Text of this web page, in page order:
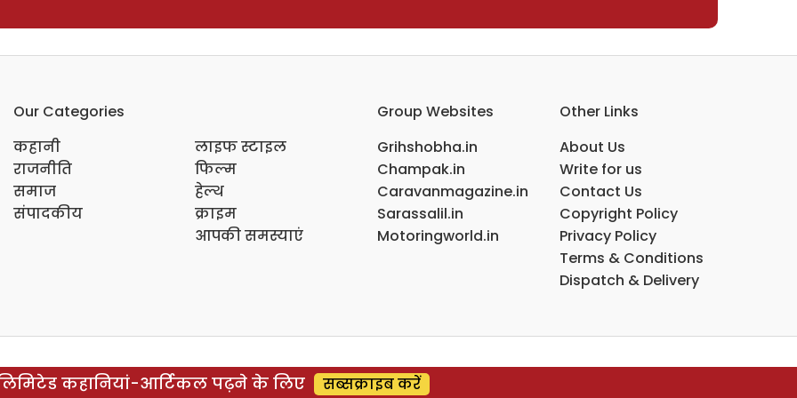
Our Categories
कहानी
राजनीति
समाज
संपादकीय
लाइफ स्टाइल
फिल्म
हेल्थ
क्राइम
आपकी समस्याएं
Group Websites
Grihshobha.in
Champak.in
Caravanmagazine.in
Sarassalil.in
Motoringworld.in
Other Links
About Us
Write for us
Contact Us
Copyright Policy
Privacy Policy
Terms & Conditions
Dispatch & Delivery
कहानियां-आर्टिकल पढ़ने के लिए सब्सक्राइब करें